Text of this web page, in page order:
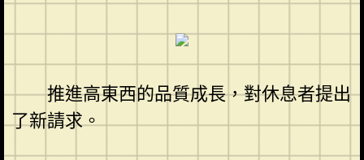
推進高東西的品質成長，對休息者提出
了新請求。